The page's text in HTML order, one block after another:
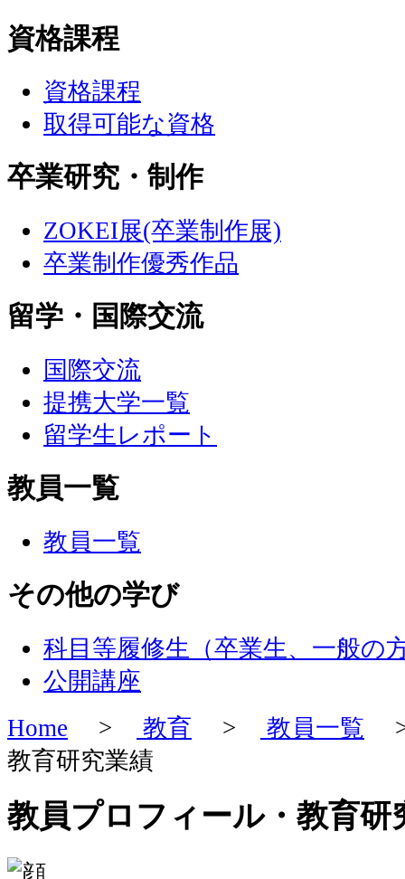
資格課程
資格課程
取得可能な資格
卒業研究・制作
ZOKEI展(卒業制作展)
卒業制作優秀作品
留学・国際交流
国際交流
提携大学一覧
留学生レポート
教員一覧
教員一覧
その他の学び
科目等履修生（卒業生、一般の
公開講座
Home > 教育 > 教員一覧 >
教育研究業績
教員プロフィール・教育研